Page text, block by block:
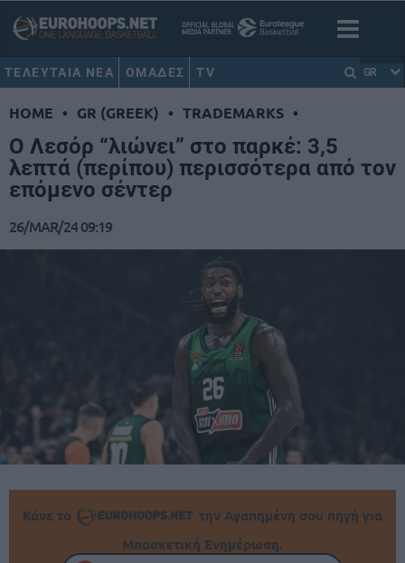
ΤΕΛΕΥΤΑΙΑ ΝΕΑ ΟΜΑΔΕΣ TV GR
HOME • GR (GREEK) • TRADEMARKS •
Ο Λεσόρ “λιώνει” στο παρκέ: 3,5
λεπτά (περίπου) περισσότερα από τον
επόμενο σέντερ
26/MAR/24 09:19
Κάνε το
την Αγαπημένη σου πηγή για
Μπασκετική Ενημέρωση.